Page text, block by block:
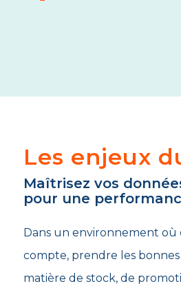
Les enjeux
Maîtrisez vos
pour une
Dans un environnement
compte, prendre les bonnes
matière de stock, de